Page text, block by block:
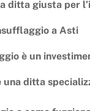
ditta giusta per
a Asti
è un
una ditta